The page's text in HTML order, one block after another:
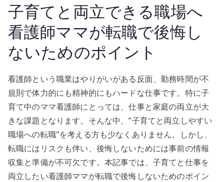
子育てと両立できる職場へ
看護師ママが転職で後悔し
ないためのポイント
看護師という職業はやりがいがある反面、勤務時間が不
規則で体力的にも精神的にもハードな仕事です。特に子
育て中のママ看護師にとっては、仕事と家庭の両立が大
きな課題となります。そんな中、”子育てと両立しやすい
職場への転職”を考える方も少なくありません。しかし、
転職にはリスクも伴い、後悔しないためには事前の情報
収集と準備が不可欠です。本記事では、子育てと仕事を
両立したい看護師ママが転職で後悔しないためのポイン